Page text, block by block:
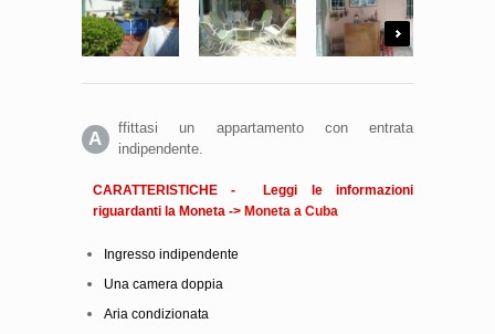
A
ffittasi un appartamento con entrata
indipendente.
CARATTERISTICHE - Leggi le informazioni
riguardanti la Moneta -> Moneta a Cuba
Ingresso indipendente
Una camera doppia
Aria condizionata